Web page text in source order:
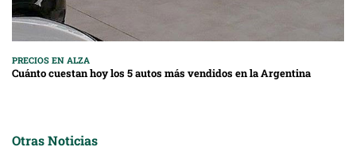
PRECIOS EN ALZA
Cuánto cuestan hoy los 5 autos más vendidos en la Argentina
Otras Noticias